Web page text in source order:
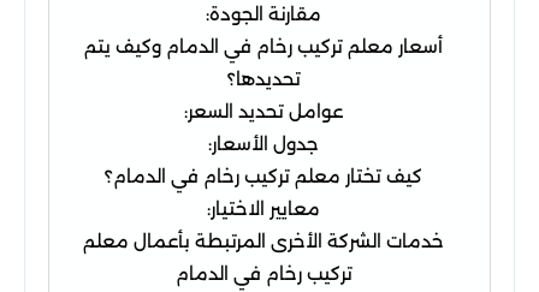
مقارنة الجودة:
أسعار معلم تركيب رخام في الدمام وكيف يتم
تحديدها؟
عوامل تحديد السعر:
جدول الأسعار:
كيف تختار معلم تركيب رخام في الدمام؟
معايير الاختيار:
خدمات الشركة الأخرى المرتبطة بأعمال معلم
تركيب رخام في الدمام